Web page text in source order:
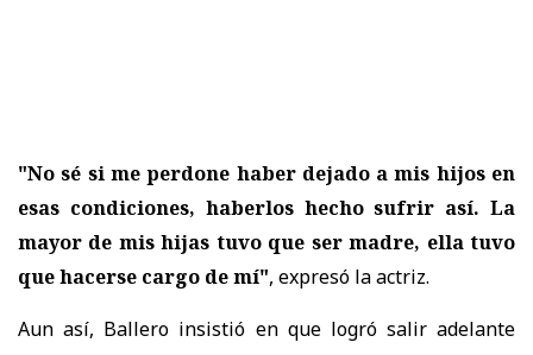
"No sé si me perdone haber dejado a mis hijos en
esas condiciones, haberlos hecho sufrir así. La
mayor de mis hijas tuvo que ser madre, ella tuvo
que hacerse cargo de mí", expresó la actriz.
Aun así, Ballero insistió en que logró salir adelante